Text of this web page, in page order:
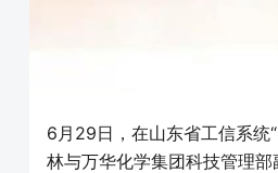
6月29日，在山东省工信系统
林与万华化学集团科技管理